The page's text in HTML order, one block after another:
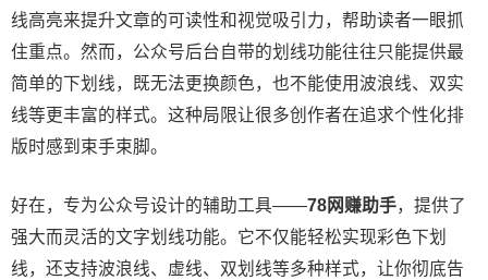
线高亮来提升文章的可读性和视觉吸引力，帮助读者一眼抓
住重点。然而，公众号后台自带的划线功能往往只能提供最
简单的下划线，既无法更换颜色，也不能使用波浪线、双实
线等更丰富的样式。这种局限让很多创作者在追求个性化排
版时感到束手束脚。
好在，专为公众号设计的辅助工具——78网赚助手，提供了
强大而灵活的文字划线功能。它不仅能轻松实现彩色下划
线，还支持波浪线、虚线、双划线等多种样式，让你彻底告